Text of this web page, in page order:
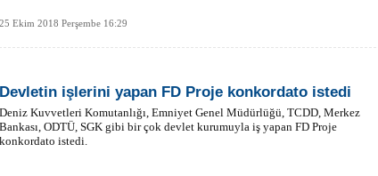
25 Ekim 2018 Perşembe 16:29
Devletin işlerini yapan FD Proje konkordato istedi
Deniz Kuvvetleri Komutanlığı, Emniyet Genel Müdürlüğü, TCDD, Merkez
Bankası, ODTÜ, SGK gibi bir çok devlet kurumuyla iş yapan FD Proje
konkordato istedi.